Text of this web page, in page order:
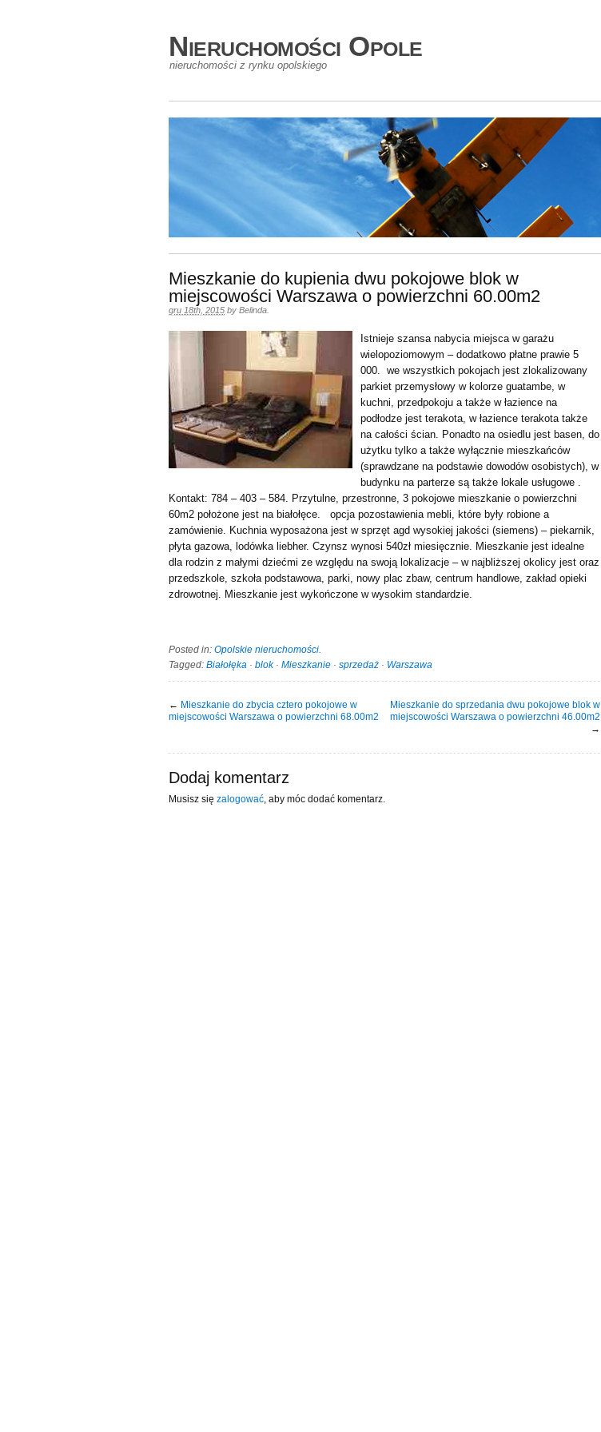
Nieruchomości Opole
nieruchomości z rynku opolskiego
Mieszkanie do kupienia dwu pokojowe blok w
miejscowości Warszawa o powierzchni 60.00m2
gru 18th, 2015 by Belinda
Istnieje szansa nabycia miejsca w garażu
wielopoziomowym – dodatkowo płatne prawie 5
000. we wszystkich pokojach jest zlokalizowany
parkiet przemysłowy w kolorze guatambe, w
kuchni, przedpokoju a także w łazience na
podłodze jest terakota, w łazience terakota także
na całości ścian. Ponadto na osiedlu jest basen, do
użytku tylko a także wyłącznie mieszkańców
(sprawdzane na podstawie dowodów osobistych), w
budynku na parterze są także lokale usługowe .
Kontakt: 784 – 403 – 584. Przytulne, przestronne, 3 pokojowe mieszkanie o powierzchni
60m2 położone jest na białołęce. opcja pozostawienia mebli, które były robione a
zamówienie. Kuchnia wyposażona jest w sprzęt agd wysokiej jakości (siemens) – piekarnik,
płyta gazowa, lodówka liebher. Czynsz wynosi 540zł miesięcznie. Mieszkanie jest idealne
dla rodzin z małymi dziećmi ze względu na swoją lokalizacje – w najbliższej okolicy jest oraz
przedszkole, szkoła podstawowa, parki, nowy plac zbaw, centrum handlowe, zakład opieki
zdrowotnej. Mieszkanie jest wykończone w wysokim standardzie.
Posted in: Opolskie nieruchomości.
Tagged: Białołęka · blok· Mieszkanie · sprzedaż · Warszawa
← Mieszkanie do zbycia cztero pokojowe w
miejscowości Warszawa o powierzchni 68.00m2
Mieszkanie do sprzedania dwu pokojowe blok w
miejscowości Warszawa o powierzchni 46.00m2
→
Dodaj komentarz
Musisz się zalogować , aby móc dodać komentarz.